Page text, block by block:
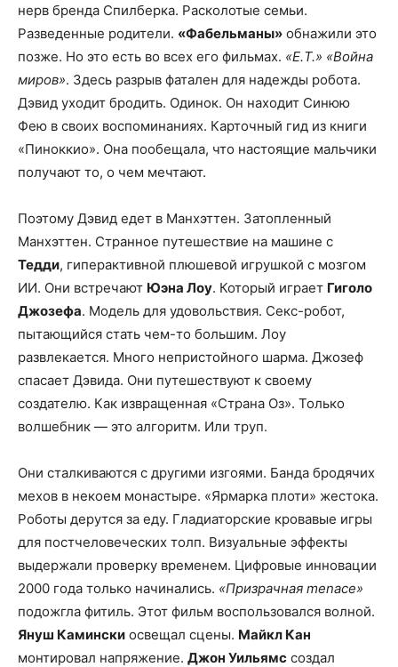
нерв бренда Спилберка. Расколотые семьи.
Разведенные родители. «Фабельманы» обнажили это
позже. Но это есть во всех его фильмах. «Е.T.» «Война
миров». Здесь разрыв фатален для надежды робота.
Дэвид уходит бродить. Одинок. Он находит Синюю
Фею в своих воспоминаниях. Карточный гид из книги
«Пиноккио». Она пообещала, что настоящие мальчики
получают то, о чем мечтают.
Поэтому Дэвид едет в Манхэттен. Затопленный
Манхэттен. Странное путешествие на машине с
Тедди, гиперактивной плюшевой игрушкой с мозгом
ИИ. Они встречают Юэна Лоу. Который играет Гиголо
Джозефа. Модель для удовольствия. Секс-робот,
пытающийся стать чем-то большим. Лоу
развлекается. Много непристойного шарма. Джозеф
спасает Дэвида. Они путешествуют к своему
создателю. Как извращенная «Страна Оз». Только
волшебник — это алгоритм. Или труп.
Они сталкиваются с другими изгоями. Банда бродячих
мехов в некоем монастыре. «Ярмарка плоти» жестока.
Роботы дерутся за еду. Гладиаторские кровавые игры
для постчеловеческих толп. Визуальные эффекты
выдержали проверку временем. Цифровые инновации
2000 года только начинались. «Призрачная menace»
подожгла фитиль. Этот фильм воспользовался волной.
Януш Камински освещал сцены. Майкл Кан
монтировал напряжение. Джон Уильямс создал